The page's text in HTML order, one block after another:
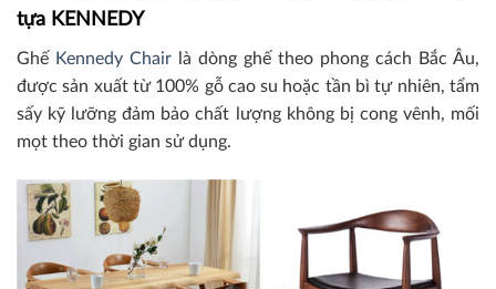
tựa KENNEDY
Ghế Kennedy Chair là dòng ghế theo phong cách Bắc Âu,
được sản xuất từ 100% gỗ cao su hoặc tần bì tự nhiên, tẩm
sấy kỹ lưỡng đảm bảo chất lượng không bị cong vênh, mối
mọt theo thời gian sử dụng.